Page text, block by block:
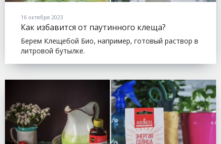
16 октября 2023
Как избавится от паутинного клеща?
Берем Клещебой Био, например, готовый раствор в
литровой бутылке.